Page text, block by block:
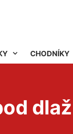
CHODNÍKY